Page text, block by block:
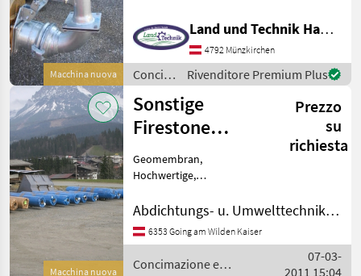
Macchina nuova
Concimazione e irrigazione
Altri prodotti per liquame
Land und Technik HandelsgesmbH
4792 Münzkirchen
Concimazione
e
irrigazione
/
Möscha
Rivenditore Premium Plus
Macchina nuova
Sonstige
Firestone
Abdichtungsfolie
f.
Prezzo
su
richiesta
Geomembran,
Hochwertige,
Gummiabdichtungsfolie für
Güllelagunenbau,
Beregnungs- und
Fischteiche,
Abdichtungs- u. Umwelttechnik LANZ
6353 Going am Wilden Kaiser
Concimazione e
07-03-
2011 15:04